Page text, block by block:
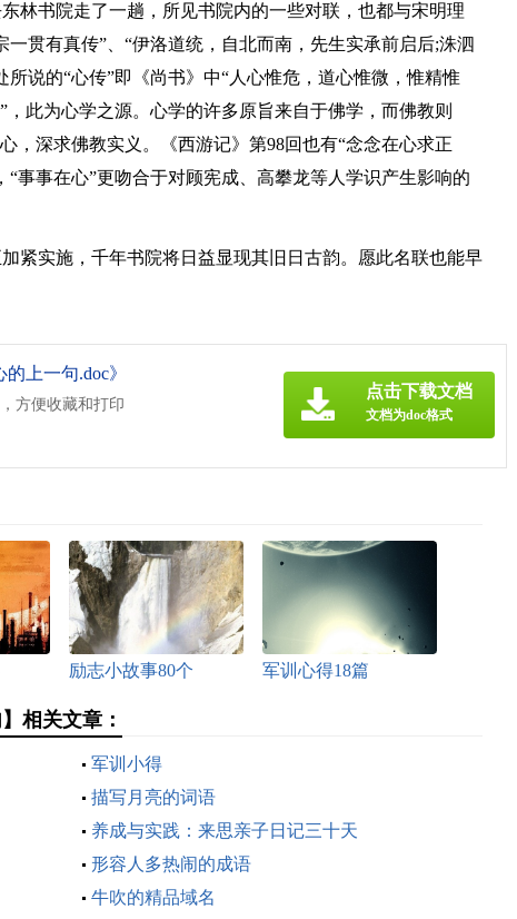
林书院走了一趟，所见书院内的一些对联，也都与宋明理
贯有真传”、“伊洛道统，自北而南，先生实承前启后;洙泗
说的“心传”即《尚书》中“人心惟危，道心惟微，惟精惟
此为心学之源。心学的许多原旨来自于佛学，而佛教则
，深求佛教实义。《西游记》第98回也有“念念在心求正
事事在心”更吻合于对顾宪成、高攀龙等人学识产生影响的
实施，千年书院将日益显现其旧日古韵。愿此名联也能早
上一句.doc》
方便收藏和打印
点击下载文档
文档为doc格式
励志小故事80个 军训心得18篇
相关文章：
军训小得
描写月亮的词语
养成与实践：来思亲子日记三十天
形容人多热闹的成语
牛吹的精品域名